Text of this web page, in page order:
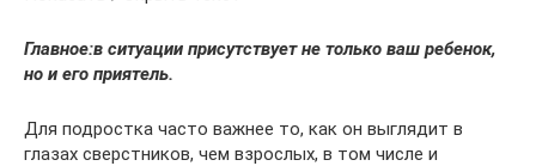
Главное:в ситуации присутствует не только ваш ребенок,
но и его приятель.
Для подростка часто важнее то, как он выглядит в
глазах сверстников, чем взрослых, в том числе и